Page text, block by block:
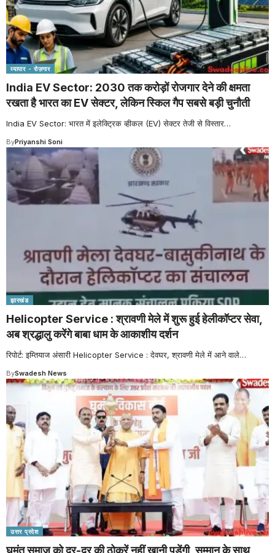
व्यापार - रोज़गार
India EV Sector: 2030 तक करोड़ों रोजगार देने की क्षमता
रखता है भारत का EV सेक्टर, लेकिन स्किल गैप सबसे बड़ी चुनौती
India EV Sector: भारत में इलेक्ट्रिक व्हीकल (EV) सेक्टर तेजी से विस्तार…
ByPriyanshi Soni
झारखंड
Helicopter Service : श्रावणी मेले में शुरू हुई हेलीकॉप्टर सेवा,
अब श्रद्धालु करेंगे बाबा धाम के आकाशीय दर्शन
रिपोर्ट: इम्तियाज अंसारी Helicopter Service : देवघर, श्रावणी मेले में आने वाले…
BySwadesh News
उत्तर प्रदेश
घुमंतू समाज को दर-दर की ठोकरें नहीं खानी पड़ेंगी, सम्मान के साथ